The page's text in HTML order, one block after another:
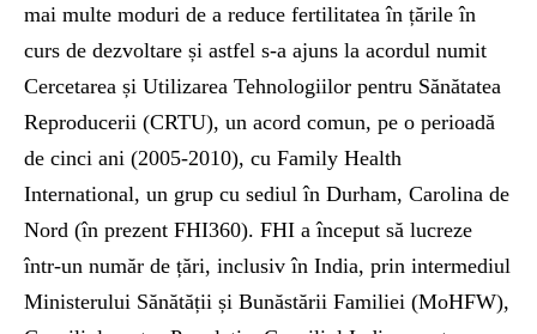
mai multe moduri de a reduce fertilitatea în țările în
curs de dezvoltare și astfel s-a ajuns la acordul numit
Cercetarea și Utilizarea Tehnologiilor pentru Sănătatea
Reproducerii (CRTU), un acord comun, pe o perioadă
de cinci ani (2005-2010), cu Family Health
International, un grup cu sediul în Durham, Carolina de
Nord (în prezent FHI360). FHI a început să lucreze
într-un număr de țări, inclusiv în India, prin intermediul
Ministerului Sănătății și Bunăstării Familiei (MoHFW),